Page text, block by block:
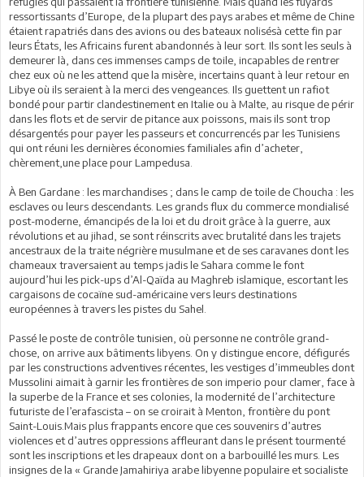
ressortissants d’Europe, de la plupart des pays arabes et même de Chine
étaient rapatriés dans des avions ou des bateaux nolisésà cette fin par
leurs États, les Africains furent abandonnés à leur sort. Ils sont les seuls à
demeurer là, dans ces immenses camps de toile, incapables de rentrer
chez eux où ne les attend que la misère, incertains quant à leur retour en
Libye où ils seraient à la merci des vengeances. Ils guettent un rafiot
bondé pour partir clandestinement en Italie ou à Malte, au risque de périr
dans les flots et de servir de pitance aux poissons, mais ils sont trop
désargentés pour payer les passeurs et concurrencés par les Tunisiens
qui ont réuni les dernières économies familiales afin d’acheter,
chèrement,une place pour Lampedusa.
À Ben Gardane : les marchandises ; dans le camp de toile de Choucha : les
esclaves ou leurs descendants. Les grands flux du commerce mondialisé
post-moderne, émancipés de la loi et du droit grâce à la guerre, aux
révolutions et au jihad, se sont réinscrits avec brutalité dans les trajets
ancestraux de la traite négrière musulmane et de ses caravanes dont les
chameaux traversaient au temps jadis le Sahara comme le font
aujourd’hui les pick-ups d’Al-Qaïda au Maghreb islamique, escortant les
cargaisons de cocaïne sud-américaine vers leurs destinations
européennes à travers les pistes du Sahel.
Passé le poste de contrôle tunisien, où personne ne contrôle grand-
chose, on arrive aux bâtiments libyens. On y distingue encore, défigurés
par les constructions adventives récentes, les vestiges d’immeubles dont
Mussolini aimait à garnir les frontières de son imperio pour clamer, face à
la superbe de la France et ses colonies, la modernité de l’architecture
futuriste de l’erafascista – on se croirait à Menton, frontière du pont
Saint-Louis.Mais plus frappants encore que ces souvenirs d’autres
violences et d’autres oppressions affleurant dans le présent tourmenté
sont les inscriptions et les drapeaux dont on a barbouillé les murs. Les
insignes de la « Grande Jamahiriya arabe libyenne populaire et socialiste